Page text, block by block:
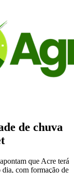
de chuva
que Acre terá
dia, com formação de